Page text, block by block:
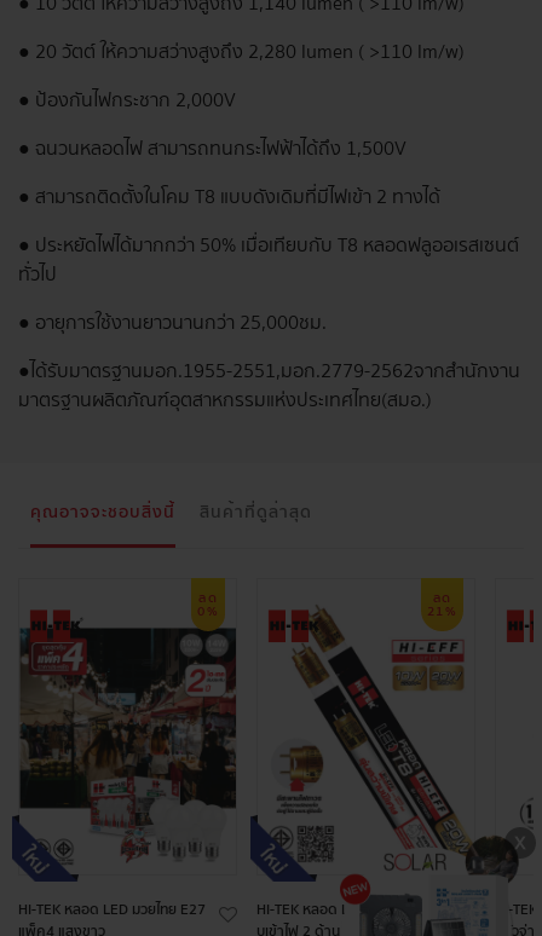
● 20 วัตต์ ให้ความสว่างสูงถึง 2,280 lumen ( >110 lm/w)
● ป้องกันไฟกระชาก 2,000V
● ฉนวนหลอดไฟ สามารถทนกระไฟฟ้าได้ถึง 1,500V
● สามารถติดตั้งในโคม T8 แบบดังเดิมที่มีไฟเข้า 2 ทางได้
● ประหยัดไฟได้มากกว่า 50% เมื่อเทียบกับ T8 หลอดฟลูออเรสเซนต์
ทั่วไป
● อายุการใช้งานยาวนานกว่า 25,000ชม.
● ได้รับมาตรฐาน มอก.1955-2551 , มอก.2779-2562 จากสำนักงาน
มาตรฐานผลิตภัณฑ์อุตสาหกรรมแห่งประเทศไทย (สมอ.)
คุณอาจจะชอบสิ่งนี้ สินค้าที่ดูล่าสุด
ลด
0%
HI-TEK หลอด LED มวยไทย E27
ลด
21%
HI-TEK หลอด LED T8 HI-EEF แบ
HI-